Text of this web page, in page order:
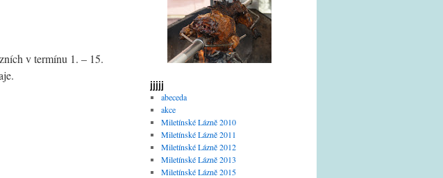
v termínu 1. – 15.
jjjjj
abeceda
akce
Miletínské Lázně 2010
Miletínské Lázně 2011
Miletínské Lázně 2012
Miletínské Lázně 2013
Miletínské Lázně 2015